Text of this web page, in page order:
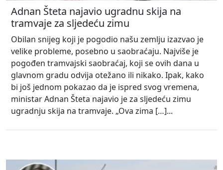
Adnan Šteta najavio ugradnu skija na
tramvaje za sljedeću zimu
Obilan snijeg koji je pogodio našu zemlju izazvao je
velike probleme, posebno u saobraćaju. Najviše je
pogođen tramvajski saobraćaj, koji se ovih dana u
glavnom gradu odvija otežano ili nikako. Ipak, kako
bi još jednom pokazao da je ispred svog vremena,
ministar Adnan Šteta najavio je za sljedeću zimu
ugradnju skija na tramvaje. „Ova zima […]...